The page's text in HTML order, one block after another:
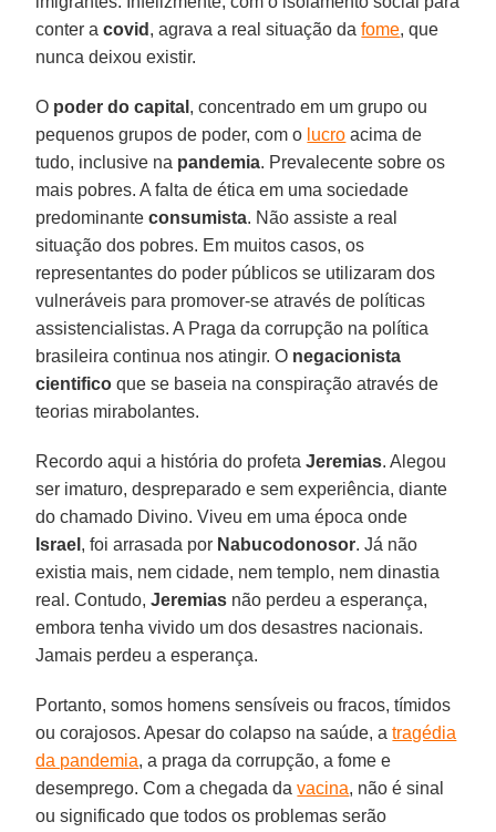
conter acovid , agrava a real situação dafome, que
nunca deixou existir.
O poder do capital , concentrado em um grupo ou
pequenos grupos de poder, com o lucro acima de
tudo, inclusive na pandemia. Prevalecente sobre os
mais pobres. A falta de ética em uma sociedade
predominanteconsumista. Não assiste a real
situação dos pobres. Em muitos casos, os
representantes do poder públicos se utilizaram dos
vulneráveis para promover-se através de políticas
assistencialistas. A Praga da corrupção na política
brasileira continua nos atingir. O negacionista
cientifico que se baseia na conspiração através de
teorias mirabolantes.
Recordo aqui a história do profetaJeremias. Alegou
ser imaturo, despreparado e sem experiência, diante
do chamado Divino. Viveu em uma época onde
Israel , foi arrasada por Nabucodonosor. Já não
existia mais, nem cidade, nem templo, nem dinastia
real. Contudo,Jeremias não perdeu a esperança,
embora tenha vivido um dos desastres nacionais.
Jamais perdeu a esperança.
Portanto, somos homens sensíveis ou fracos, tímidos
ou corajosos. Apesar do colapso na saúde, atragédia
da pandemia, a praga da corrupção, a fome e
desemprego. Com a chegada davacina, não é sinal
ou significado que todos os problemas serão